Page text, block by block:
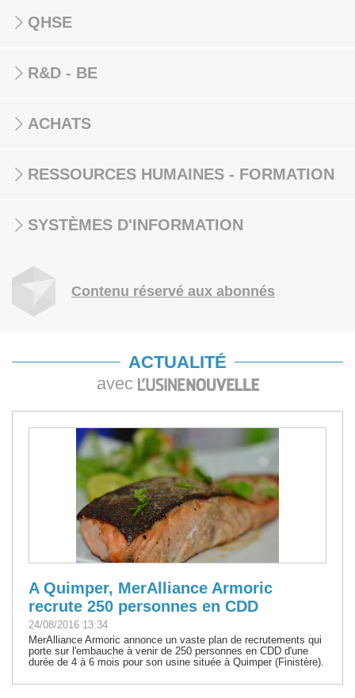
QHSE
R&D - BE
ACHATS
RESSOURCES HUMAINES - FORMATION
SYSTÈMES D'INFORMATION
Contenu réservé aux abonnés
ACTUALITÉ
avec
A Quimper, MerAlliance Armoric
recrute 250 personnes en CDD
24/08/2016 13:34
MerAlliance Armoric annonce un vaste plan de recrutements qui
porte sur l'embauche à venir de 250 personnes en CDD d'une
durée de 4 à 6 mois pour son usine située à Quimper (Finistère).